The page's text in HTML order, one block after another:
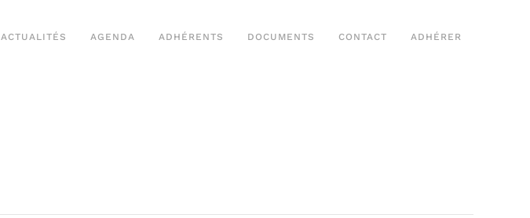
ACTUALITÉS AGENDA ADHÉRENTS DOCUMENTS CONTACT ADHÉRER